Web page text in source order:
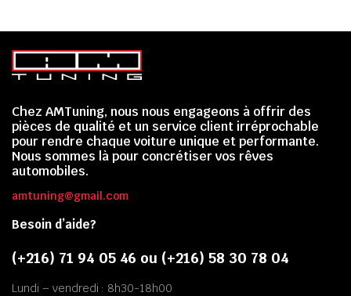
Chez AMTuning, nous nous engageons à offrir des
pièces de qualité et un service client irréprochable
pour rendre chaque voiture unique et performante.
Nous sommes là pour concrétiser vos rêves
automobiles.
amtuning@gmail.com
Besoin d’aide?
(+216) 71 94 05 46 ou (+216) 58 30 78 04
Lundi – vendredi : 8h30-18h00